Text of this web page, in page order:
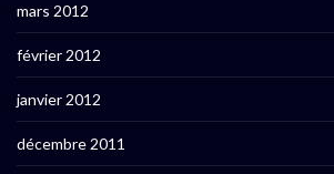
mars 2012
février 2012
janvier 2012
décembre 2011